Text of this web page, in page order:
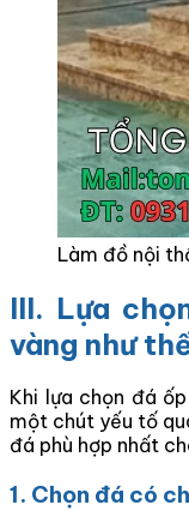
Làm đồ nội
III. Lựa
vàng như
Khi lựa chọn đá
một chút yếu tố
đá phù hợp nhất
1. Chọn đá có